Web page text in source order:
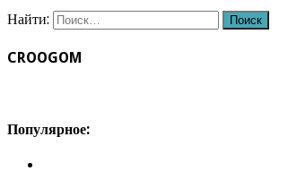
Найти:
CROOGOM
Популярное: